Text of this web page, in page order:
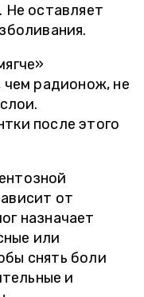
Не оставляет
чем радионож, не
после этого
от
назначает
или
снять боли
и